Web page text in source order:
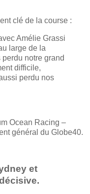
clé de la course :
Amélie Grassi
large de la
notre grand
difficile,
perdu nos
Ocean Racing –
général du Globe40.
et